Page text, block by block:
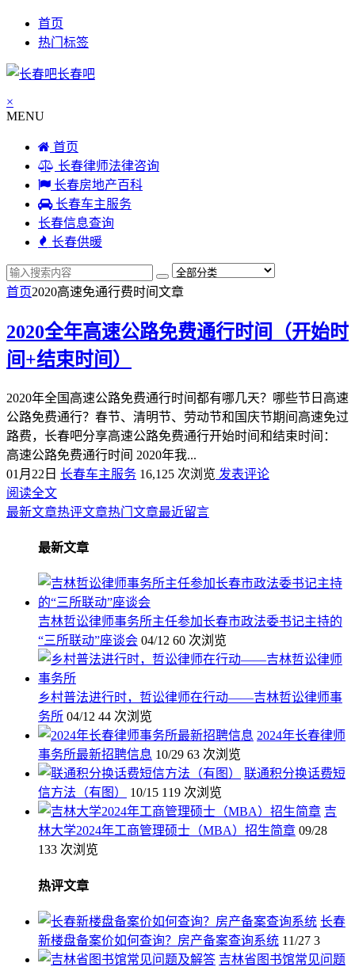
首页
热门标签
长春吧
×
MENU
首页
长春律师法律咨询
长春房地产百科
长春车主服务
长春信息查询
长春供暖
首页2020高速免通行费时间文章
2020全年高速公路免费通行时间（开始时
间+结束时间）
2020年全国高速公路免费通行时间都有哪几天？哪些节日高速
公路免费通行？春节、清明节、劳动节和国庆节期间高速免过
路费，长春吧分享高速公路免费通行开始时间和结束时间：
高速公路免费通行时间 2020年我...
01月22日 长春车主服务 16,125 次浏览 发表评论
阅读全文
最新文章热评文章热门文章最近留言
最新文章
吉林哲讼律师事务所主任参加长春市政法委书记主持的
“三所联动”座谈会 04/12 60 次浏览
乡村普法进行时，哲讼律师在行动——吉林哲讼律师事
务所 04/12 44 次浏览
2024年长春律师
事务所最新招聘信息 10/29 63 次浏览
联通积分换话费短
信方法（有图）
10/15 119 次浏览
吉
林大学2024年工商管理硕士（MBA）招生简章 09/28
133 次浏览
热评文章
长春
新楼盘备案价如何查询？房产备案查询系统 11/27 3
吉林省图书馆常见问题